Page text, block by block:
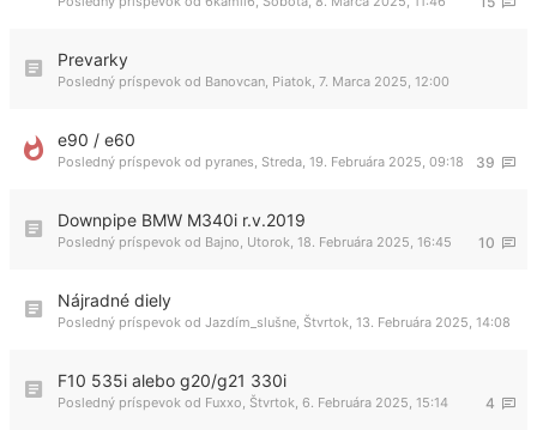
Prevarky
Posledný príspevok od Banovcan Piatok, 7. Marca 2025, 12:00
e90 / e60
39
Posledný príspevok od pyranes Streda, 19. Februára 2025, 09:18
Downpipe BMW M340i r.v.2019
10
Posledný príspevok od Bajno Utorok, 18. Februára 2025, 16:45
Nájradné diely
Posledný príspevok od Jazdím_slušne Štvrtok, 13. Februára 2025, 14:08
F10 535i alebo g20/g21 330i
4
Posledný príspevok od Fuxxo Štvrtok, 6. Februára 2025, 15:14